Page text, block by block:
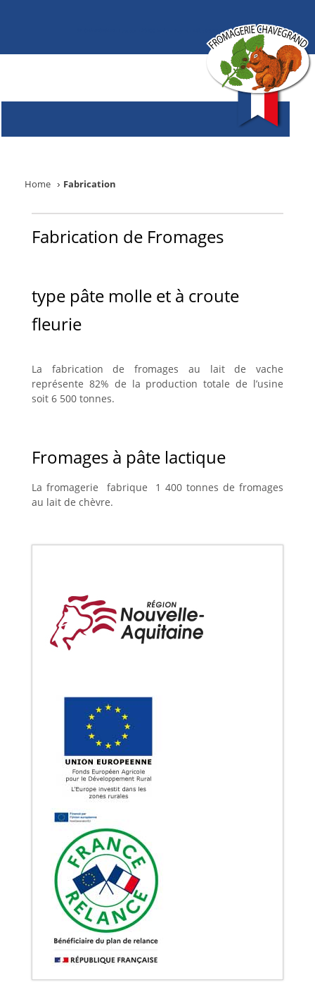
SE CHAVEGRAND - Lascoux - 23800 Maison Feyne - Tél. : 05.55.89.25.60
Home Fabrication
Fabrication de Fromages
type pâte molle et à croute
fleurie
La fabrication de fromages au lait de vache
représente 82% de la production totale de l’usine
soit 6 500 tonnes.
Fromages à pâte lactique
La fromagerie fabrique 1 400 tonnes de fromages
au lait de chèvre.